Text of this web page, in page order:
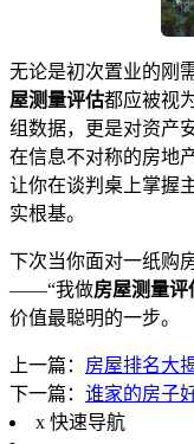
无论是初次置业的刚
屋测量评估都应被视
组数据，更是对资产
在信息不对称的房地
让你在谈判桌上掌握
实根基。
下次当你面对一纸购
——“我做房屋测量评
价值最聪明的一步。
上一篇： 房屋排名大
下一篇： 谁家的房子
x 快速导航